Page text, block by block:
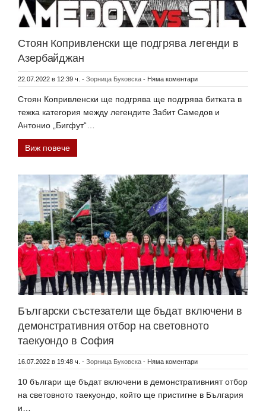
Стоян Копривленски ще подгрява легенди в
Азербайджан
22.07.2022 в 12:39 ч. - Зорница Буковска - Няма коментари
Стоян Копривленски ще подгрява ще подгрява битката в
тежка категория между легендите Забит Самедов и
Антонио „Бигфут“…
Виж повече
Български състезатели ще бъдат включени в
демонстративния отбор на световното
таекуондо в София
16.07.2022 в 19:48 ч. - Зорница Буковска - Няма коментари
10 българи ще бъдат включени в демонстративният отбор
на световното таекуондо, който ще пристигне в България
и…